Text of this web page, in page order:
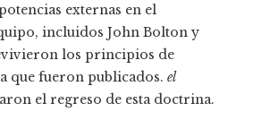
externas en el
incluidos John Bolton y
los principios de
que fueron publicados. el
el regreso de esta doctrina.